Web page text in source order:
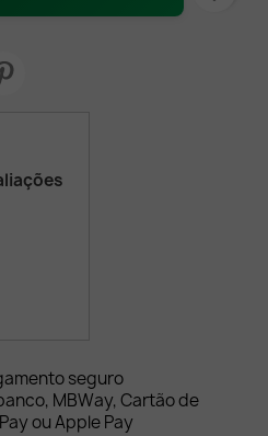
seguro
MBWay, Cartão de
ou Apple Pay